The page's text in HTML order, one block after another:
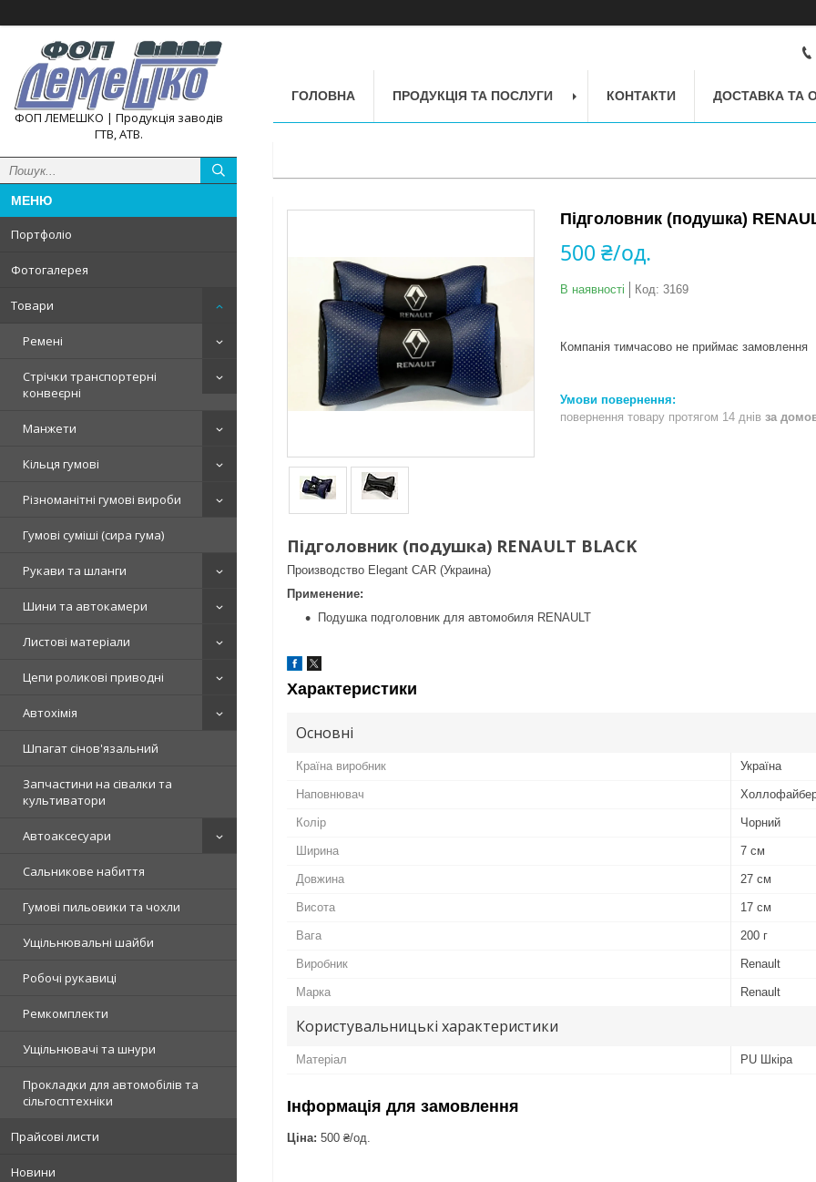
ФОП ЛЕМЕШКО | Продукція заводів
ГТВ, АТВ.
Портфоліо
Фотогалерея
Товари
Ремені
Стрічки транспортерні
конвеєрні
Манжети
Кільця гумові
Різноманітні гумові вироби
Гумові суміші (сира гума)
Рукави та шланги
Шини та автокамери
Листові матеріали
Цепи роликові приводні
Автохімія
Шпагат сінов'язальний
Запчастини на сівалки та
культиватори
Автоаксесуари
Сальникове набиття
Гумові пильовики та чохли
Ущільнювальні шайби
Робочі рукавиці
Ремкомплекти
Ущільнювачі та шнури
Прокладки для автомобілів та
сільгосптехніки
Прайсові листи
Новини
ГОЛОВНА ПРОДУКЦІЯ ТА ПОСЛУГИ КОНТАКТИ ДОСТАВКА ТА
Підголовник (подушка)
500 ₴/од.
В наявності Код: 3169
Компанія тимчасово не приймає замовлення
повернення товару протягом 14 днів за
Підголовник (подушка) RENAULT BLACK
Производство Elegant CAR (Украина)
Применение:
Подушка подголовник для автомобиля RENAULT
Характеристики
Основні
Країна виробник Україна
Наповнювач
Колір Чорний
Ширина 7 см
Довжина 27 см
Висота 17 см
Вага 200 г
Виробник Renault
Марка Renault
Користувальницькі характеристики
Матеріал PU Шкіра
Інформація для замовлення
Ціна: 500 ₴/од.